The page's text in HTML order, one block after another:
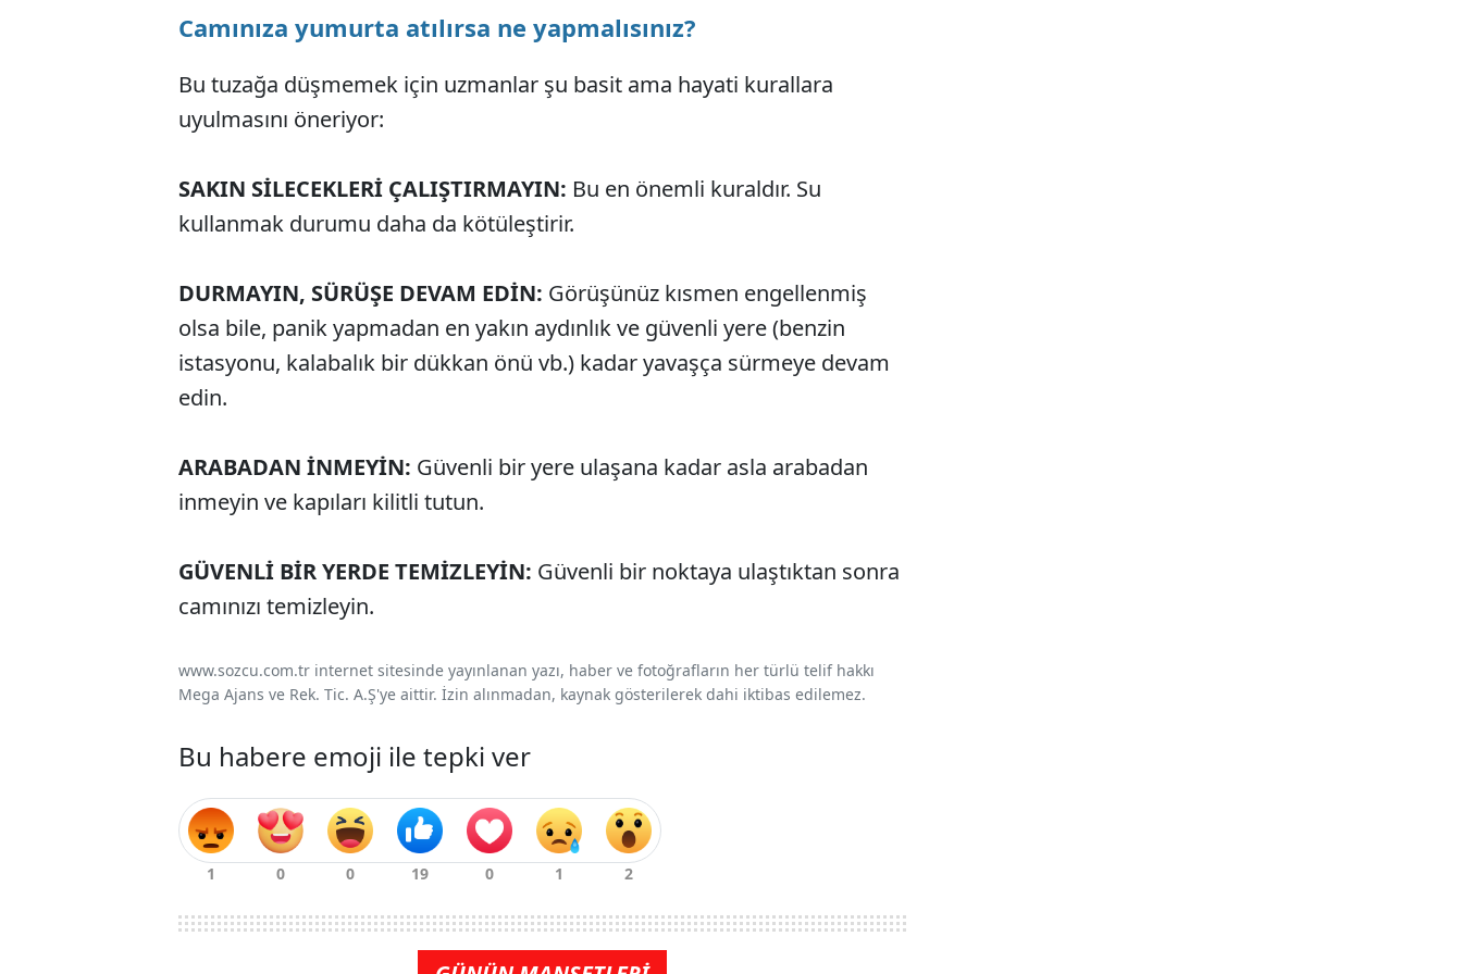
Camınıza yumurta atılırsa ne yapmalısınız?
Bu tuzağa düşmemek için uzmanlar şu basit ama hayati kurallara
uyulmasını öneriyor:
SAKIN SİLECEKLERİ ÇALIŞTIRMAYIN: Bu en önemli kuraldır. Su
kullanmak durumu daha da kötüleştirir.
DURMAYIN, SÜRÜŞE DEVAM EDİN: Görüşünüz kısmen engellenmiş
olsa bile, panik yapmadan en yakın aydınlık ve güvenli yere (benzin
istasyonu, kalabalık bir dükkan önü vb.) kadar yavaşça sürmeye devam
edin.
ARABADAN İNMEYİN: Güvenli bir yere ulaşana kadar asla arabadan
inmeyin ve kapıları kilitli tutun.
GÜVENLİ BİR YERDE TEMİZLEYİN: Güvenli bir noktaya ulaştıktan sonra
camınızı temizleyin.
www.sozcu.com.tr internet sitesinde yayınlanan yazı, haber ve fotoğrafların her türlü telif hakkı
Mega Ajans ve Rek. Tic. A.Ş'ye aittir. İzin alınmadan, kaynak gösterilerek dahi iktibas edilemez.
Bu habere emoji ile tepki ver